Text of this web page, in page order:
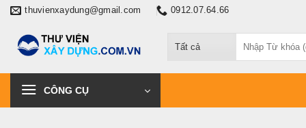
Chuyểnthuvienxaydung@gmail.com 0912.07.64.66
kiếm:
CÔNG CỤ